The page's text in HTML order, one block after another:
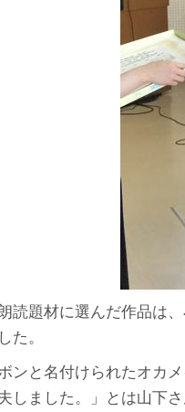
読題材に選んだ作品は
た。
ンと名付けられたオカ
しました。」とは山下